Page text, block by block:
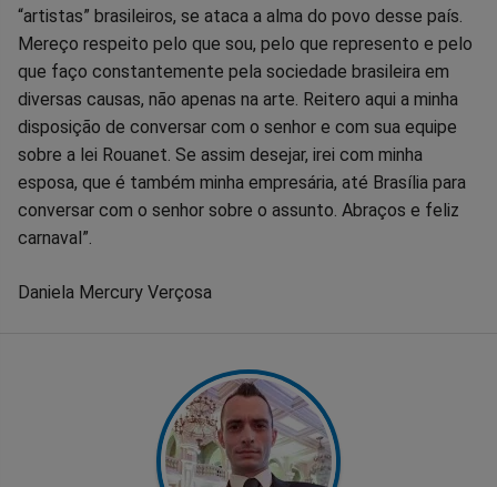
“artistas” brasileiros, se ataca a alma do povo desse país.
Mereço respeito pelo que sou, pelo que represento e pelo
que faço constantemente pela sociedade brasileira em
diversas causas, não apenas na arte. Reitero aqui a minha
disposição de conversar com o senhor e com sua equipe
sobre a lei Rouanet. Se assim desejar, irei com minha
esposa, que é também minha empresária, até Brasília para
conversar com o senhor sobre o assunto. Abraços e feliz
carnaval”.
Daniela Mercury Verçosa